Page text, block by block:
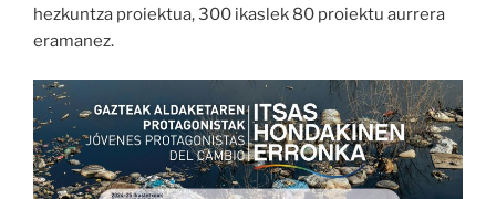
hezkuntza proiektua, 300 ikaslek 80 proiektu aurrera
eramanez.